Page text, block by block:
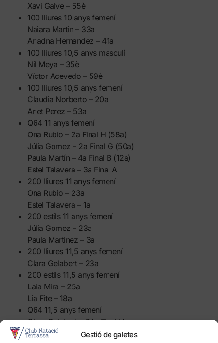
Gestió de galetes
Xavi Galve – 55è
100 lliures 10 anys femení
Naiara Martin – 33a
Ariadna Hernandez – 41a
100 lliures 10,5 anys masculí
Nil Meya – 35è
Víctor Acevedo – 59è
100 lliures 10,5 anys femení
Claudia Norberto – 20a
Arlet Perez – 53a
Q64 11 anys femení
Ona Rubio – 2a Final H (58a)
Júlia Gomez – 2a Final G (50a)
Paula Martín – 4a Final B (12a)
Estel Talavera – 3a Final A
200 lliures 11 anys femení
Ona Rubio – 23a
Estel Talavera – 1a
200 estils 11 anys femení
Júlia Gomez – 23a
Paula Martinez – 3a
200 lliures 11,5 anys femení
Clara Gelabert – 23a
200 estils 11,5 anys femení
Laia Mira – 25a
Lia Fite – 18a
Q64 11,5 anys femení
Clara Gelabert – 64a Final H
Laia Mira – 1a Final G (49a)